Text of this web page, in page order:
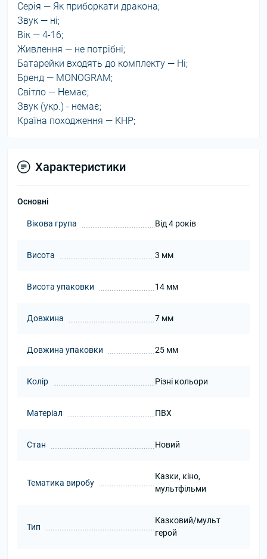
Серія — Як приборкати дракона;
Звук — ні;
Вік — 4-16;
Живлення — не потрібні;
Батарейки входять до комплекту — Ні;
Бренд — MONOGRAM;
Світло — Немає;
Звук (укр.) - немає;
Країна походження — КНР;
Характеристики
Основні
Вікова група Від 4 років
Висота 3 мм
Висота упаковки 14 мм
Довжина 7 мм
Довжина упаковки 25 мм
Колір Різні кольори
Матеріал ПВХ
Стан Новий
Тематика виробу
Казки, кіно,
мультфільми
Тип
Казковий/мульт
герой